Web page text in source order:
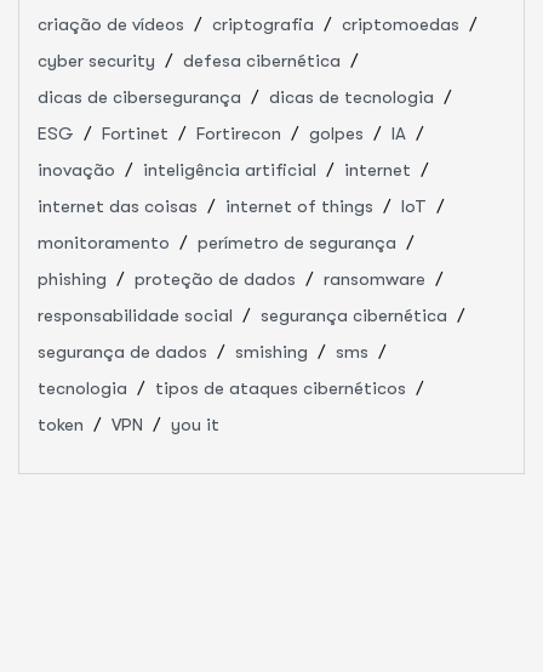
criação de vídeos
criptografia
criptomoedas
cyber security
defesa cibernética
dicas de cibersegurança
dicas de tecnologia
ESG
Fortinet Fortirecon golpes
IA
inovação
inteligência artificial
internet
internet das coisas
internet of things
IoT
monitoramento
perímetro de segurança
phishing
proteção de dados
ransomware
responsabilidade social
segurança cibernética
segurança de dados
smishing
sms
tecnologia
tipos de ataques cibernéticos
token
VPN you it